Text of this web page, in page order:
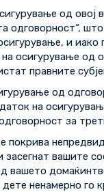
од овој
одговорност“,
и иако
осигурување од
правните
од
на
за
покрива
вашите
вашето
ненамерно го